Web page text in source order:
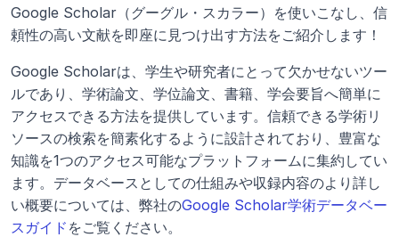
Google Scholar（グーグル・スカラー）を使いこなし、信
頼性の高い文献を即座に見つけ出す方法をご紹介します！
Google Scholarは、学生や研究者にとって欠かせないツー
ルであり、学術論文、学位論文、書籍、学会要旨へ簡単に
アクセスできる方法を提供しています。信頼できる学術リ
ソースの検索を簡素化するように設計されており、豊富な
知識を1つのアクセス可能なプラットフォームに集約してい
ます。データベースとしての仕組みや収録内容のより詳し
い概要については、弊社のGoogle Scholar学術データベー
スガイド をご覧ください。